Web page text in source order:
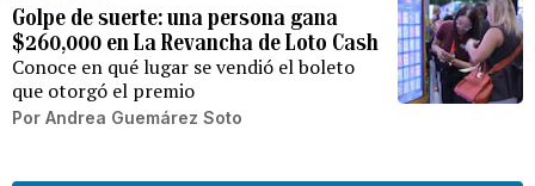
Golpe de suerte: una persona gana
$260,000 en La Revancha de Loto Cash
Conoce en qué lugar se vendió el boleto
que otorgó el premio
Por Andrea Guemárez Soto